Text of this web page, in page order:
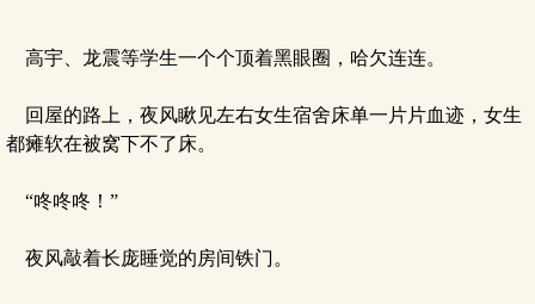
高宇、龙震等学生一个个顶着黑眼圈，哈欠连连。
回屋的路上，夜风瞅见左右女生宿舍床单一片片血迹，女生
都瘫软在被窝下不了床。
“咚咚咚！”
夜风敲着长庞睡觉的房间铁门。